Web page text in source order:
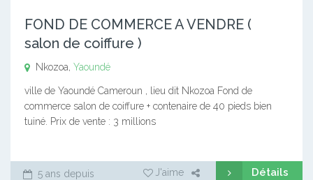
FOND DE COMMERCE A VENDRE (
salon de coiffure )
Nkozoa, Yaoundé
ville de Yaoundé Cameroun , lieu dit Nkozoa Fond de
commerce salon de coiffure + contenaire de 40 pieds bien
tuiné. Prix de vente : 3 millions
5 ans depuis J'aime Détails